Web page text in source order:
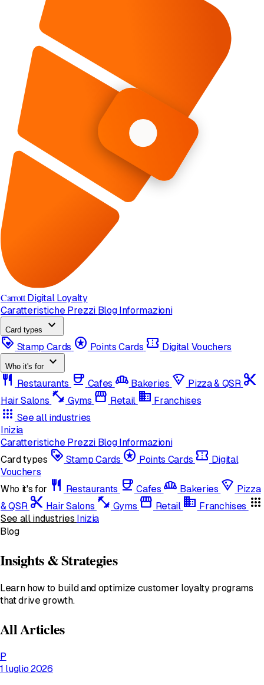
Carrott Digital Loyalty
Caratteristiche Prezzi Blog Informazioni
Card types
expand_more
loyalty Stamp Cards stars Points Cards confirmation_number Digital Vouchers
Who it's for expand_more
restaurant Restaurants coffee Cafes bakery_dining Bakeries local_pizza Pizza & QSR content_cut
Hair Salons fitness_center Gyms storefront Retail domain Franchises
apps See all industries
Inizia
Caratteristiche Prezzi Blog Informazioni
Card types loyalty Stamp Cards stars Points Cards confirmation_number Digital
Vouchers
Who it's for restaurant Restaurants coffee Cafes bakery_dining Bakeries local_pizza Pizza
& QSR content_cut Hair Salons fitness_center Gyms storefront Retail domain Franchises apps
See all industries Inizia
Blog
Insights & Strategies
Learn how to build and optimize customer loyalty programs
that drive growth.
All Articles
P
1 luglio 2026